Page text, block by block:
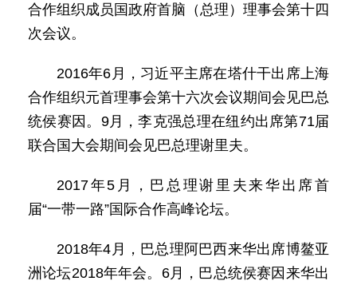
合作组织成员国政府首脑（总理）理事会第十四
次会议。
2016年6月，习近平主席在塔什干出席上海
合作组织元首理事会第十六次会议期间会见巴总
统侯赛因。9月，李克强总理在纽约出席第71届
联合国大会期间会见巴总理谢里夫。
2017年5月，巴总理谢里夫来华出席首
届“一带一路”国际合作高峰论坛。
2018年4月，巴总理阿巴西来华出席博鳌亚
洲论坛2018年年会。6月，巴总统侯赛因来华出